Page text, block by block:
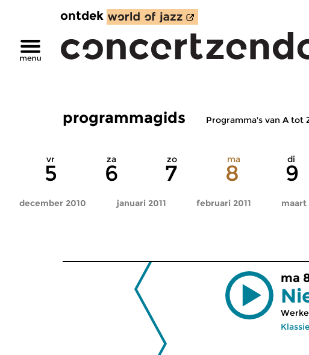
ontdek
programmagids Programma's van A tot
vr
5
za
6
zo
7
ma
8
di
9
december 2010 januari 2011 februari 2011 maart
ma